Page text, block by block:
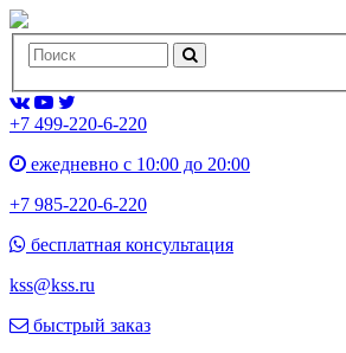
+7 499-220-6-220
ежедневно с 10:00 до 20:00
+7 985-220-6-220
бесплатная консультация
kss@kss.ru
быстрый заказ